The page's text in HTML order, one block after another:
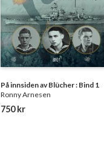
På innsiden av Blücher : Bind 1
Ronny Arnesen
750 kr